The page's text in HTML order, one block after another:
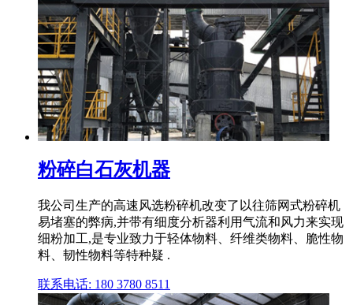
粉碎白石灰机器
我公司生产的高速风选粉碎机改变了以往筛网式粉碎机
易堵塞的弊病,并带有细度分析器利用气流和风力来实现
细粉加工,是专业致力于轻体物料、纤维类物料、脆性物
料、韧性物料等特种疑 .
联系电话: 180 3780 8511